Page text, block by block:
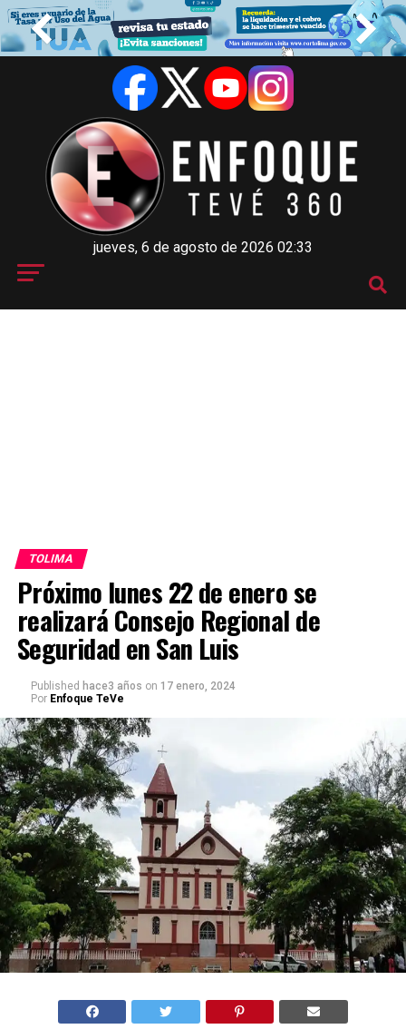
jueves, 6 de agosto de 2026 02:33
TOLIMA
Próximo lunes 22 de enero se
realizará Consejo Regional de
Seguridad en San Luis
Published hace3 años on 17 enero, 2024
Por Enfoque TeVe